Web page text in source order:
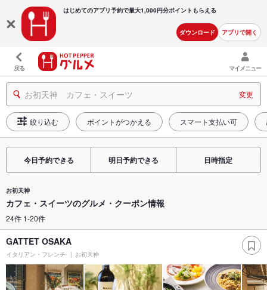
はじめてのアプリ予約で最大1,000円分ポイントもらえる
ダウンロード アプリで開く
戻る マイメニュー
お初天神 カフェ・スイーツ 変更
絞り込む ポイントがつかえる スマート支払い可
今日予約できる 明日予約できる 日時指定
お初天神
カフェ・スイーツのグルメ・クーポン情報
24件 1-20件
GATTET OSAKA
イタリアン・フレンチ お初天神